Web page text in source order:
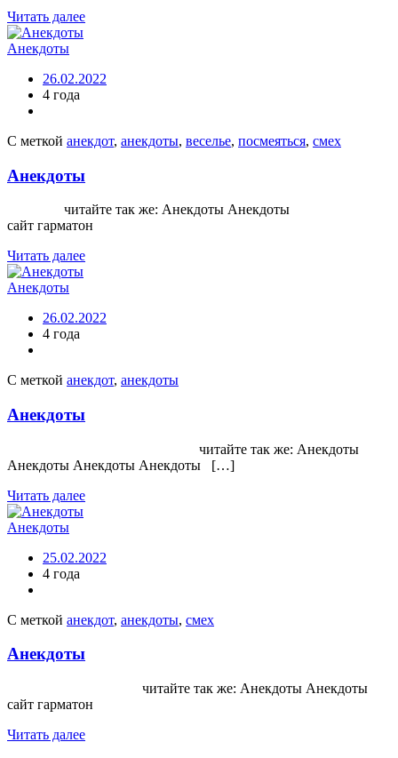
Читать далее
Анекдоты
26.02.2022
4 года
С меткой анекдот, анекдоты, веселье, посмеяться, смех
Анекдоты
читайте так же: Анекдоты Анекдоты
сайт гарматон
Читать далее
Анекдоты
26.02.2022
4 года
С меткой анекдот, анекдоты
Анекдоты
читайте так же: Анекдоты
Анекдоты Анекдоты Анекдоты […]
Читать далее
Анекдоты
25.02.2022
4 года
С меткой анекдот, анекдоты, смех
Анекдоты
читайте так же: Анекдоты Анекдоты
сайт гарматон
Читать далее